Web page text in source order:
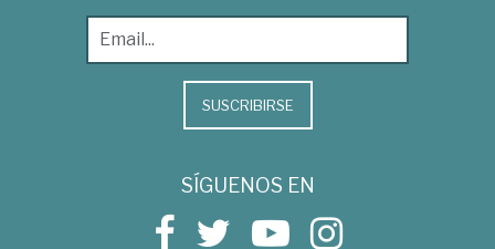
SUSCRIBIRSE
SÍGUENOS EN